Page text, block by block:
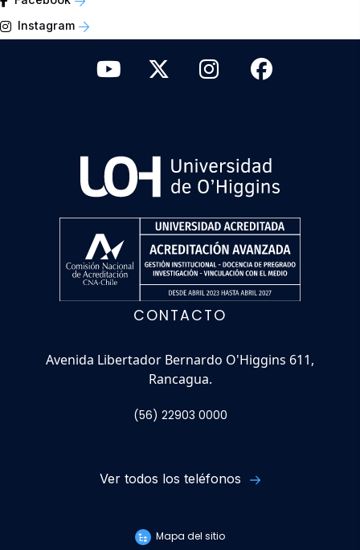
Instagram
CONTACTO
Avenida Libertador Bernardo O'Higgins 611,
Rancagua.
(56) 22903 0000
Ver todos los teléfonos
Mapa del sitio